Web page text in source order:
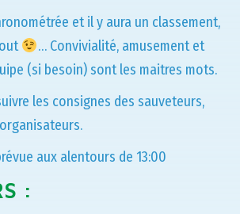
et il y aura un classement,
… Convivialité, amusement et
(si besoin) sont les maitres mots.
les consignes des sauveteurs,
aux alentours de 13:00
: